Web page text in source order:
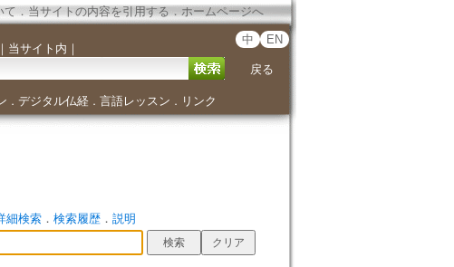
て．当サイトの内容を引用する ． ホームページへ
｜ 当サイト内 ｜
中 EN
戻る
． デジタル仏経． 言語レッスン ． リンク
細検索． 検索履歴． 説明